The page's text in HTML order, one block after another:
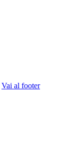
Vai al footer